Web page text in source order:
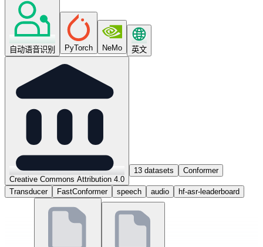
自动语音识别 PyTorch NeMo 英文
Creative Commons Attribution 4.0
13 datasets Conformer
Transducer FastConformer speech audio hf-asr-leaderboard